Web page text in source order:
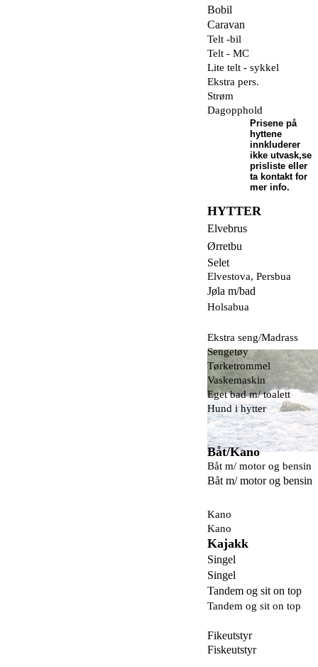
Bobil
Caravan
Telt -bil
Telt - MC
Lite telt - sykkel
Ekstra pers.
Strøm
Dagopphold
Prisene på
hyttene
innkluderer
ikke utvask,se
prisliste eller
ta kontakt for
mer info.
HYTTER
Elvebrus
Ørretbu
Selet
Elvestova, Persbua
Jøla m/bad
Holsabua
Ekstra seng/Madrass
Sengetøy
Tørketrommel
Vaskemaskin
Eget bad m/ toalett
Hund i hytter
Båt/Kano
Båt m/ motor og bensin
Båt m/ motor og bensin
Kano
Kano
Kajakk
Singel
Singel
Tandem og sit on top
Tandem og sit on top
Fikeutstyr
Fiskeutstyr